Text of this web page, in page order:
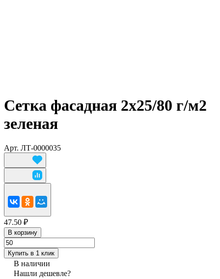
Сетка фасадная 2х25/80 г/м2
зеленая
Арт. ЛТ-0000035
47.50 ₽
В корзину
Купить в 1 клик
В наличии
Нашли дешевле?